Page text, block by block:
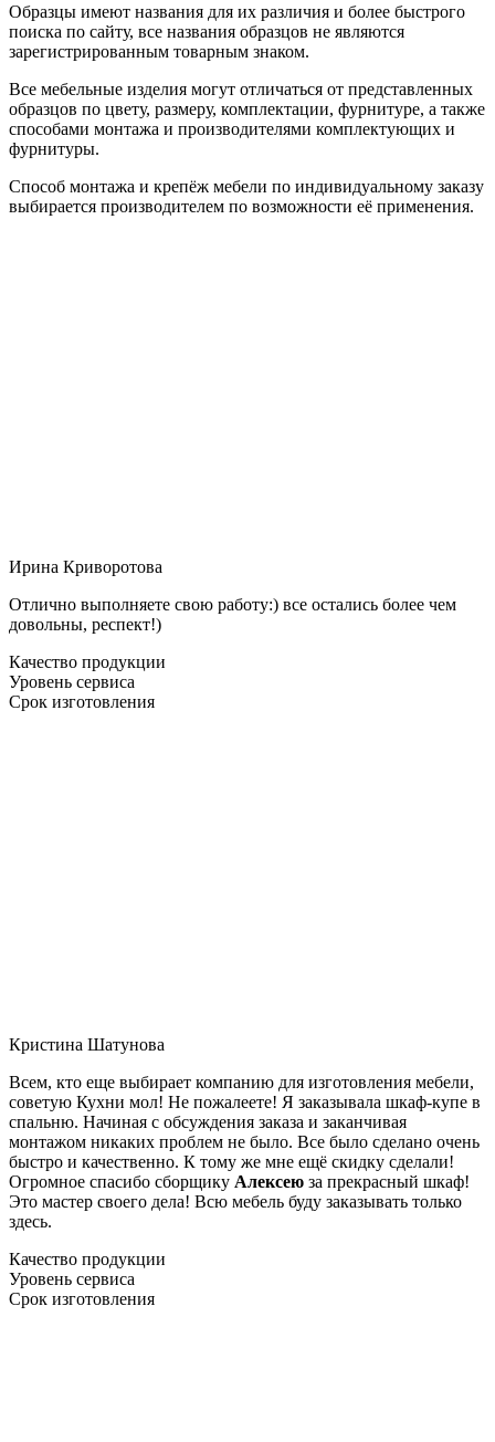
Образцы имеют названия для их различия и более быстрого
поиска по сайту, все названия образцов не являются
зарегистрированным товарным знаком.
Все мебельные изделия могут отличаться от представленных
образцов по цвету, размеру, комплектации, фурнитуре, а также
способами монтажа и производителями комплектующих и
фурнитуры.
Способ монтажа и крепёж мебели по индивидуальному заказу
выбирается производителем по возможности её применения.
Ирина Криворотова
Отлично выполняете свою работу:) все остались более чем
довольны, респект!)
Качество продукции
Уровень сервиса
Срок изготовления
Кристина Шатунова
Всем, кто еще выбирает компанию для изготовления мебели,
советую Кухни мол! Не пожалеете! Я заказывала шкаф-купе в
спальню. Начиная с обсуждения заказа и заканчивая
монтажом никаких проблем не было. Все было сделано очень
быстро и качественно. К тому же мне ещё скидку сделали!
Огромное спасибо сборщику Алексею за прекрасный шкаф!
Это мастер своего дела! Всю мебель буду заказывать только
здесь.
Качество продукции
Уровень сервиса
Срок изготовления